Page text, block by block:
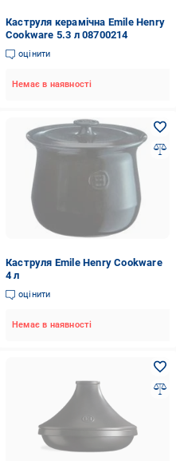
Каструля керамічна Emile Henry
Cookware 5.3 л 08700214
оцінити
Немає в наявності
Каструля Emile Henry Cookware
4 л
оцінити
Немає в наявності